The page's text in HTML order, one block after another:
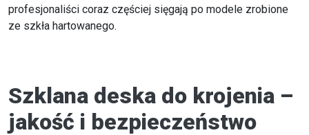
profesjonaliści coraz częściej sięgają po modele zrobione
ze szkła hartowanego.
Szklana deska do krojenia –
jakość i bezpieczeństwo